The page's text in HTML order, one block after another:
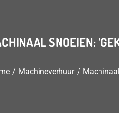
SNOEIEN:
Machineverhuur